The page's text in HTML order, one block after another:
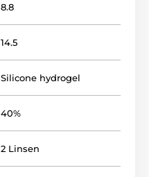
8.8
14.5
Silicone hydrogel
40%
2 Linsen